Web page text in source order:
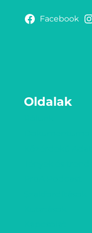
Facebook
Oldalak